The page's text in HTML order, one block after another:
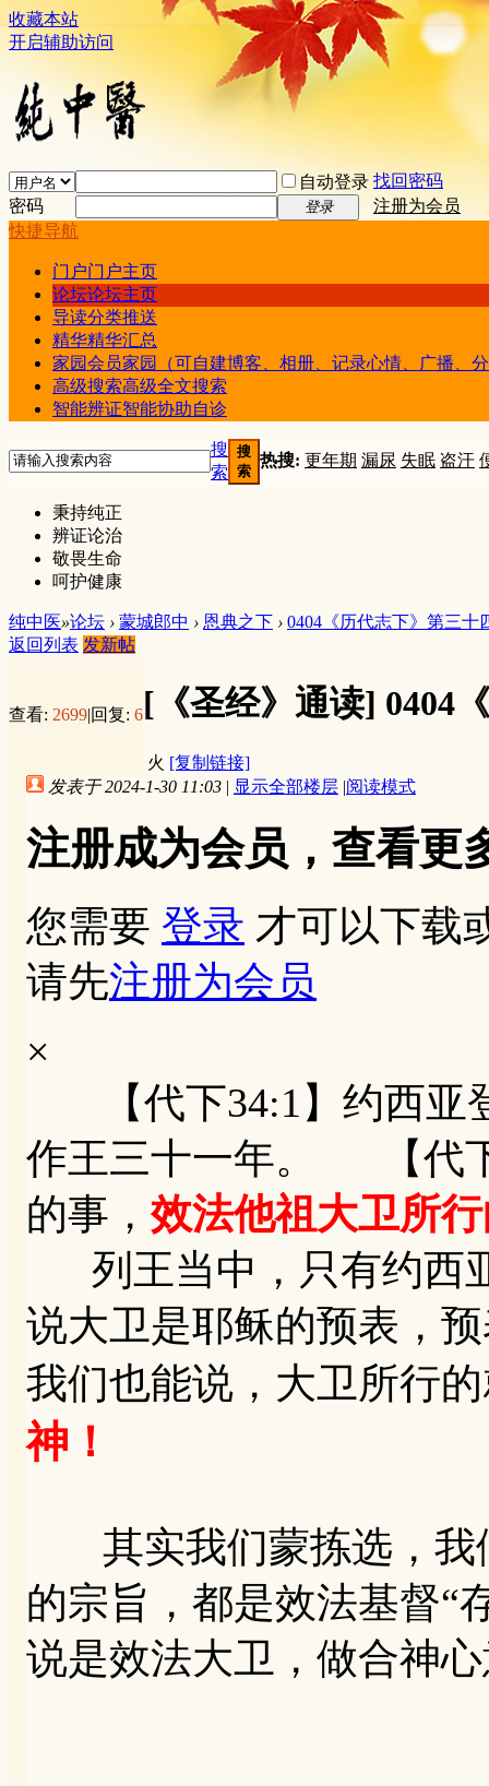
收藏本站
开启辅助访问
自动登录 找回密码
密码
登录
注册为会员
快捷导航
门户门户主页
论坛论坛主页
导读分类推送
精华精华汇总
家园会员家园（可自建博客、相册、记录心情、广播、
高级搜索高级全文搜索
智能辨证智能协助自诊
搜
索
搜
索
热搜: 更年期 漏尿 失眠 盗汗
秉持纯正
辨证论治
敬畏生命
呵护健康
纯中医»论坛 › 蒙城郎中 › 恩典之下 › 0404《历代志下》第三十
返回列表 发新帖
查看: 2699|回复: 6[《圣经》通读] 0404
火 [复制链接]
发表于 2024-1-30 11:03 | 显示全部楼层 |阅读模式
注册成为会员，查看更
您需要 登录 才可以下载
请先注册为会员
×
【代下34:1】约西亚
作王三十一年。 【代
的事， 效法他祖大卫所
列王当中，只有约西
说大卫是耶稣的预表，
我们也能说，大卫所行
神！
其实我们蒙拣选，我
的宗旨，都是效法基督“
说是效法大卫，做合神